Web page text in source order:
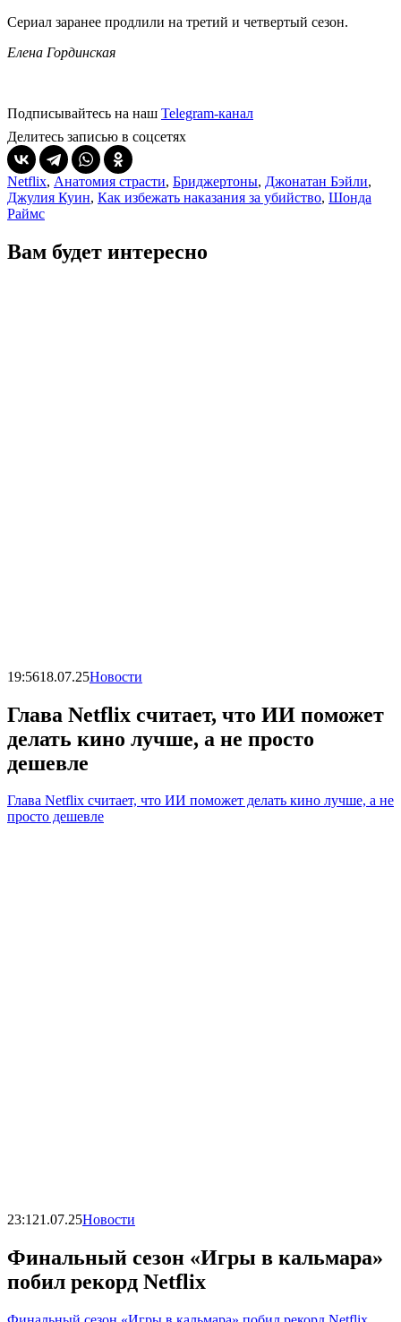
Сериал заранее продлили на третий и четвертый сезон.
Елена Гординская
Подписывайтесь на наш Telegram-канал
Делитесь записью в соцсетях
Netflix, Анатомия страсти, Бриджертоны, Джонатан Бэйли,
Джулия Куин, Как избежать наказания за убийство, Шонда
Раймс
Вам будет интересно
19:5618.07.25Новости
Глава Netflix считает, что ИИ поможет
делать кино лучше, а не просто
дешевле
Глава Netflix считает, что ИИ поможет делать кино лучше, а не
просто дешевле
23:121.07.25Новости
Финальный сезон «Игры в кальмара»
побил рекорд Netflix